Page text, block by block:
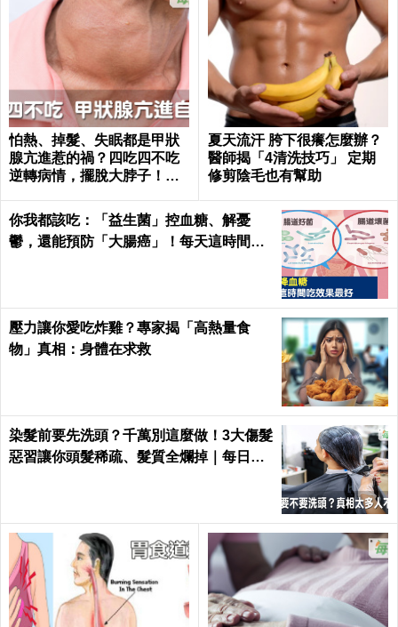
怕熱、掉髮、失眠都是甲狀
腺亢進惹的禍？四吃四不吃
逆轉病情，擺脫大脖子！｜
夏天流汗 胯下很癢怎麼辦？
醫師揭「4清洗技巧」 定期
修剪陰毛也有幫助
你我都該吃：「益生菌」控血糖、解憂
鬱，還能預防「大腸癌」！每天這時間吃
壓力讓你愛吃炸雞？專家揭「高熱量食
物」真相：身體在求救
染髮前要先洗頭？千萬別這麼做！3大傷髮
惡習讓你頭髮稀疏、髮質全爛掉｜每日健